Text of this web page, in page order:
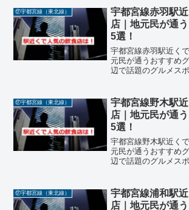
施設が広がるエリア
る飲食店が点在して
⑰宇都宮線（東北線）
宇都宮線赤羽駅
店｜地元民が通
5選！
宇都宮線赤羽駅近く
元民が通うおすすめ
辺で話題のグルメス
み屋街が共存するグ
年、「宇都宮線」「
⑰宇都宮線（東北線）
宇都宮線野木駅
店｜地元民が通
5選！
宇都宮線野木駅近く
元民が通うおすすめ
辺で話題のグルメス
昔ながらの商店が並
に愛される飲食店が
⑰宇都宮線（東北線）
宇都宮線浦和駅
店｜地元民が通